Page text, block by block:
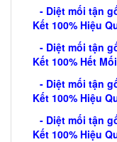
- Diệt mối tận
Kết 100% Hiệu
- Diệt mối tận
Kết 100% Hết
- Diệt mối tận
Kết 100% Hiệu
- Diệt mối tận
Kết 100% Hiệu